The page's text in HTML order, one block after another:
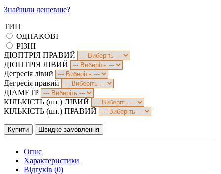
Знайшли дешевше?
ТИП
ОДНАКОВІ
РІЗНІ
ДІОПТРІЯ ПРАВИЙ
ДІОПТРІЯ ЛІВИЙ
Дегресія лівий
Дегресія правий
ДІАМЕТР
КІЛЬКІСТЬ (шт.) ЛІВИЙ
КІЛЬКІСТЬ (шт.) ПРАВИЙ
Купити Швидке замовлення
Опис
Характеристики
Відгуків (0)